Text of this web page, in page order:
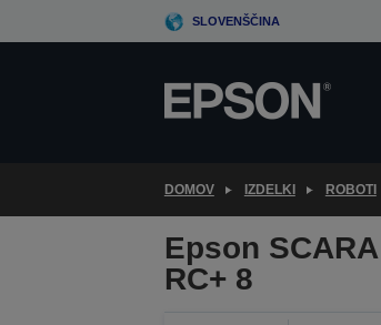
to
SLOVENŠČINA
DOMOV IZDELKI ROBOTI
Epson
RC+ 8